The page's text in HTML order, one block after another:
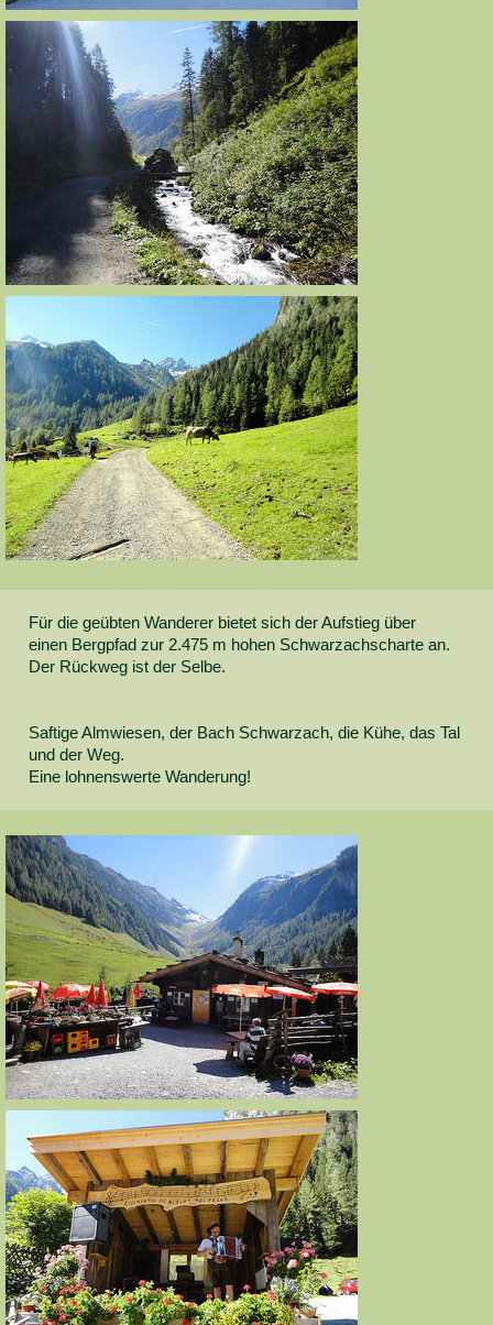
Für die geübten Wanderer bietet sich der Aufstieg über
einen Bergpfad zur 2.475 m hohen Schwarzachscharte an.
Der Rückweg ist der Selbe.
Saftige Almwiesen, der Bach Schwarzach, die Kühe, das Tal
und der Weg.
Eine lohnenswerte Wanderung!